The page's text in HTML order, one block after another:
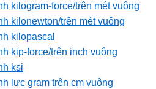
kilogram-force/trên mét vuông
kilonewton/trên mét vuông
kilopascal
kip-force/trên inch vuông
ksi
lực gram trên cm vuông